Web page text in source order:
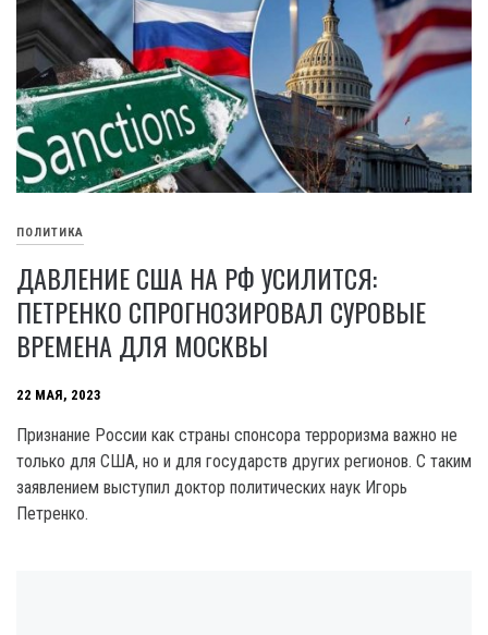
ПОЛИТИКА
ДАВЛЕНИЕ США НА РФ УСИЛИТСЯ:
ПЕТРЕНКО СПРОГНОЗИРОВАЛ СУРОВЫЕ
ВРЕМЕНА ДЛЯ МОСКВЫ
22 МАЯ, 2023
Признание России как страны спонсора терроризма важно не
только для США, но и для государств других регионов. С таким
заявлением выступил доктор политических наук Игорь
Петренко.